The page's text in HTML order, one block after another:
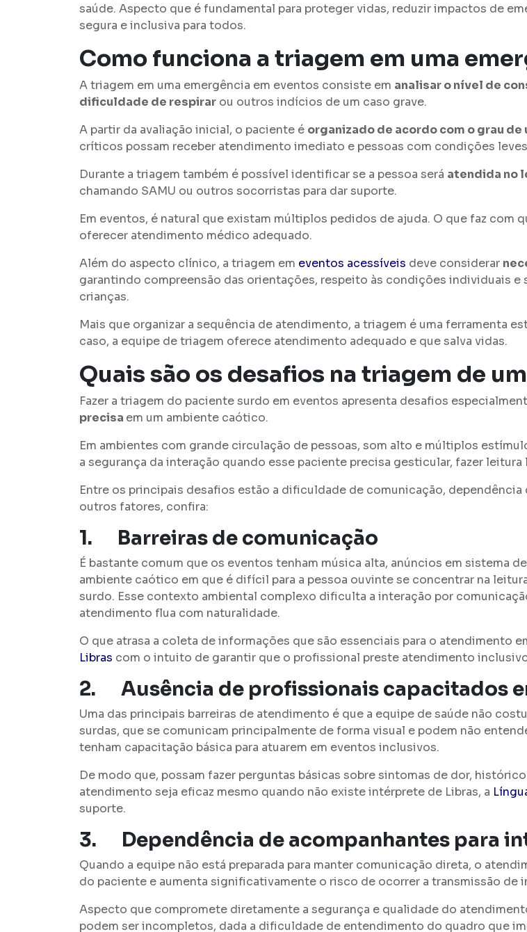
saúde. Aspecto que é fundamental para proteger vidas, reduzir impactos de
segura e inclusiva para todos.
Como funciona a triagem em uma
A triagem em uma emergência em eventos consiste em analisar o nível de
dificuldade de respirar ou outros indícios de um caso grave.
A partir da avaliação inicial, o paciente é organizado de acordo com o grau de
críticos possam receber atendimento imediato e pessoas com condições
Durante a triagem também é possível identificar se a pessoa será atendida no
chamando SAMU ou outros socorristas para dar suporte.
Em eventos, é natural que existam múltiplos pedidos de ajuda. O que faz com
oferecer atendimento médico adequado.
Além do aspecto clínico, a triagem em eventos acessíveis deve considerar
garantindo compreensão das orientações, respeito às condições individuais
crianças.
Mais que organizar a sequência de atendimento, a triagem é uma ferramenta
caso, a equipe de triagem oferece atendimento adequado e que salva vidas.
Quais são os desafios na triagem de
Fazer a triagem do paciente surdo em eventos apresenta desafios
precisa em um ambiente caótico.
Em ambientes com grande circulação de pessoas, som alto e múltiplos
a segurança da interação quando esse paciente precisa gesticular, fazer
Entre os principais desafios estão a dificuldade de comunicação,
outros fatores, confira:
1. Barreiras de comunicação
É bastante comum que os eventos tenham música alta, anúncios em sistema
ambiente caótico em que é difícil para a pessoa ouvinte se concentrar na
surdo. Esse contexto ambiental complexo dificulta a interação por
atendimento flua com naturalidade.
O que atrasa a coleta de informações que são essenciais para o atendimento
Libras com o intuito de garantir que o profissional preste atendimento
2. Ausência de profissionais capacitados
Uma das principais barreiras de atendimento é que a equipe de saúde não
surdas, que se comunicam principalmente de forma visual e podem não
tenham capacitação básica para atuarem em eventos inclusivos.
De modo que, possam fazer perguntas básicas sobre sintomas de dor,
atendimento seja eficaz mesmo quando não existe intérprete de Libras, a
suporte.
3. Dependência de acompanhantes para
Quando a equipe não está preparada para manter comunicação direta, o
do paciente e aumenta significativamente o risco de ocorrer a transmissão de
Aspecto que compromete diretamente a segurança e qualidade do
podem ser incompletos, dada a dificuldade de entendimento do quadro que